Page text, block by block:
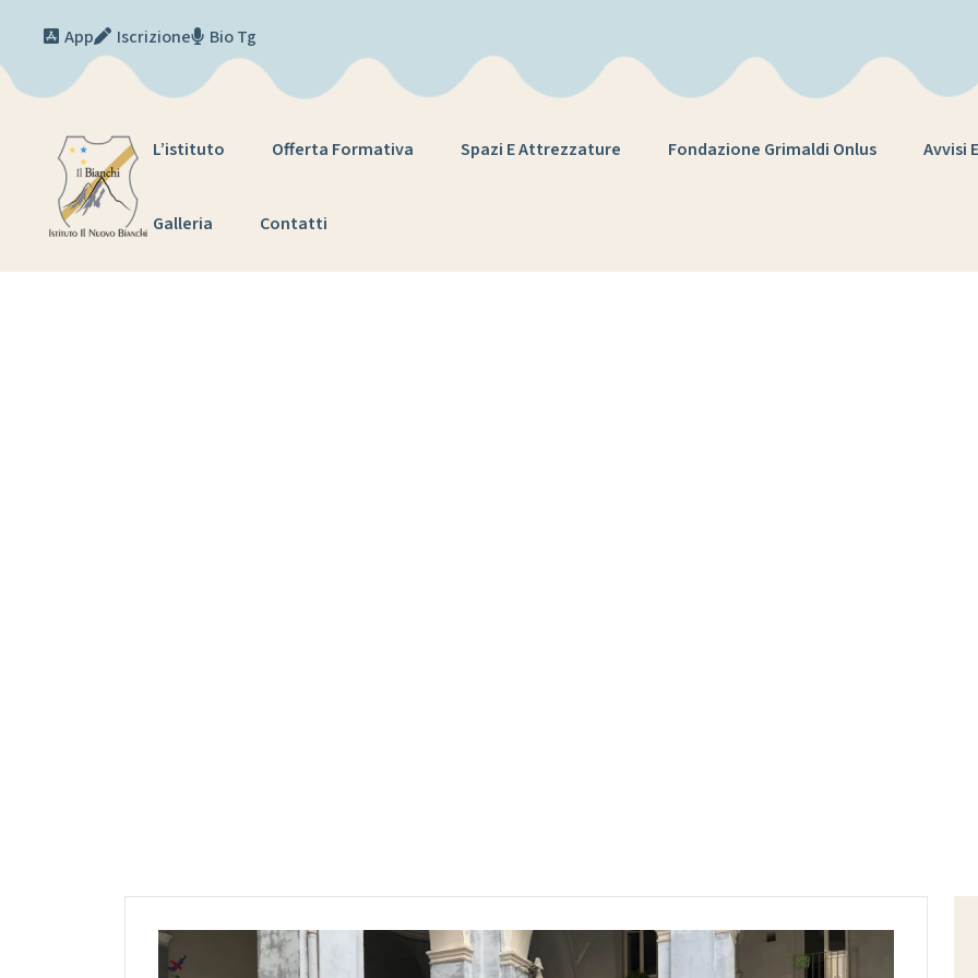
App
Iscrizione Bio Tg
L’istituto Offerta Formativa Spazi E Attrezzature Fondazione Grimaldi Onlus Avvisi
Galleria Contatti